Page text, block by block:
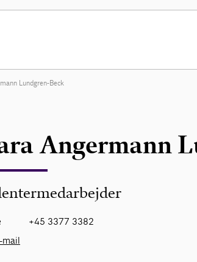
Lundgren-Beck
Angermann
+45 3377 3382
mail